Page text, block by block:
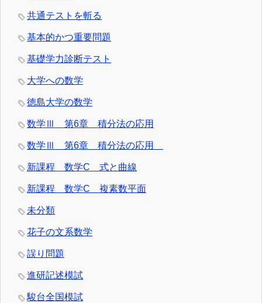
共通テストを斬る
基本的かつ重要問題
基礎学力診断テスト
大学への数学
徳島大学の数学
数学Ⅲ 第6章 積分法の応用
数学Ⅲ 第6章 積分法の応用
新課程 数学C 式と曲線
新課程 数学C 複素数平面
未分類
花子の文系数学
誤り問題
進研記述模試
駿台全国模試